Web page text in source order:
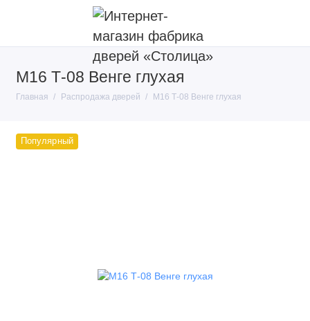
М16 Т-08 Венге глухая
Главная Распродажа дверей М16 Т-08 Венге глухая
Популярный